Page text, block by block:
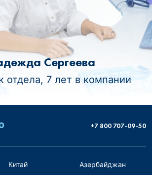
Сергеева
отдела, 7 лет в компании
+7 800 707-09-50
Китай
Азербайджан